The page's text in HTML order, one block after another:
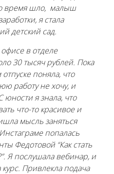
время шло, малыш
я стала
детский сад.
в отделе
30 тысяч рублей. Пока
поняла, что
работу не хочу, и
я знала, что
что-то красивое и
мысль заняться
попалась
Федотовой “Как стать
Я послушала вебинар, и
Привлекла подача